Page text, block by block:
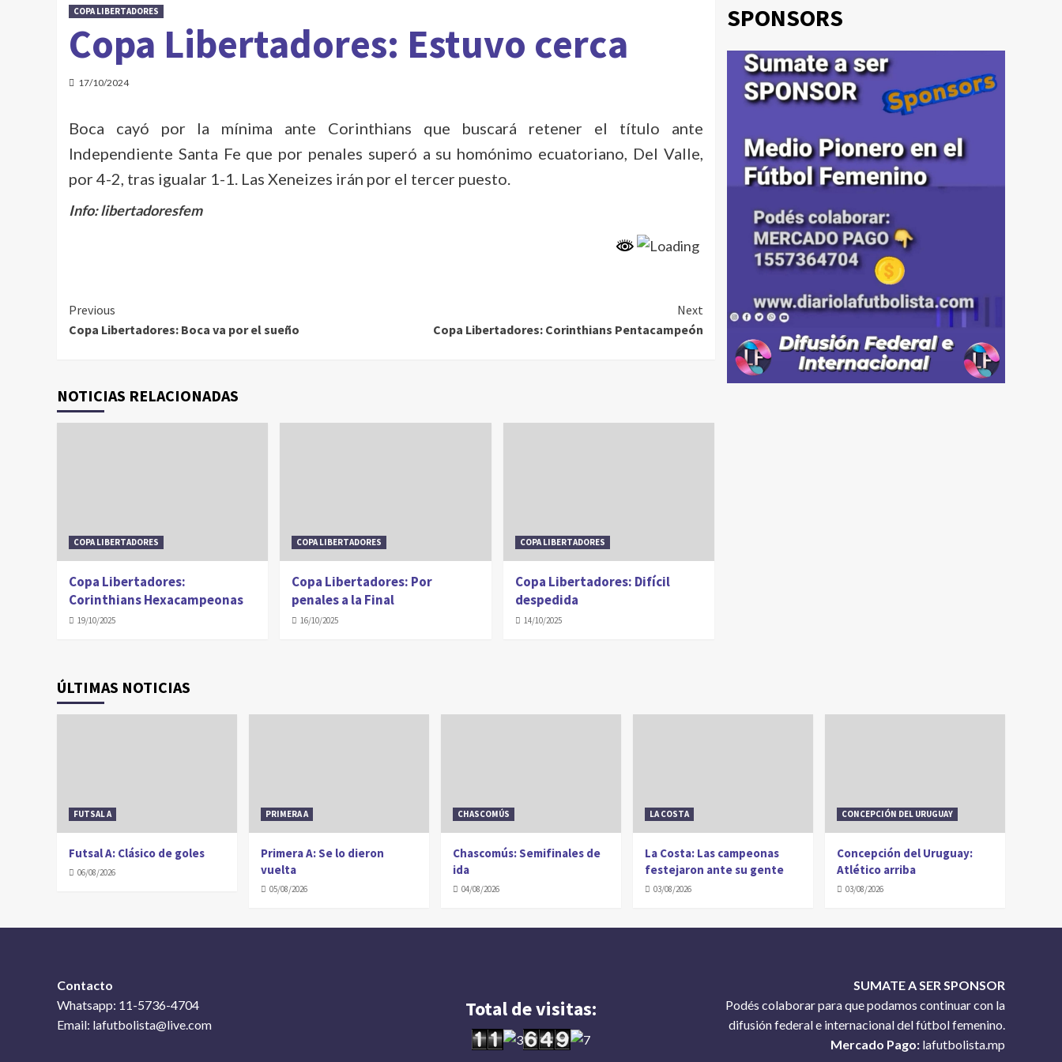
COPA LIBERTADORES
Copa Libertadores: Estuvo cerca
17/10/2024
Boca cayó por la mínima ante Corinthians que buscará retener el título ante
Independiente Santa Fe que por penales superó a su homónimo ecuatoriano, Del Valle,
por 4-2, tras igualar 1-1. Las Xeneizes irán por el tercer puesto.
Info: libertadoresfem
Continue
Reading
Previous
Copa Libertadores: Boca va por el sueño
Next
Copa Libertadores: Corinthians Pentacampeón
NOTICIAS RELACIONADAS
COPA LIBERTADORES
Copa Libertadores:
Corinthians Hexacampeonas
19/10/2025
COPA LIBERTADORES
Copa Libertadores: Por
penales a la Final
16/10/2025
COPA LIBERTADORES
Copa Libertadores: Difícil
despedida
14/10/2025
SPONSORS
ÚLTIMAS NOTICIAS
FUTSAL A
Futsal A: Clásico de goles
06/08/2026
PRIMERA A
Primera A: Se lo dieron
vuelta
05/08/2026
CHASCOMÚS
Chascomús: Semifinales de
ida
04/08/2026
LA COSTA
La Costa: Las campeonas
festejaron ante su gente
03/08/2026
CONCEPCIÓN DEL URUGUAY
Concepción del Uruguay:
Atlético arriba
03/08/2026
Contacto
Whatsapp: 11-5736-4704
Email: lafutbolista@live.com
Total de visitas:
SUMATE A SER SPONSOR
Podés colaborar para que podamos continuar con la
difusión federal e internacional del fútbol femenino.
Mercado Pago: lafutbolista.mp